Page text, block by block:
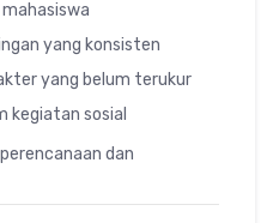
yang konsisten
yang belum terukur
kegiatan sosial
dan